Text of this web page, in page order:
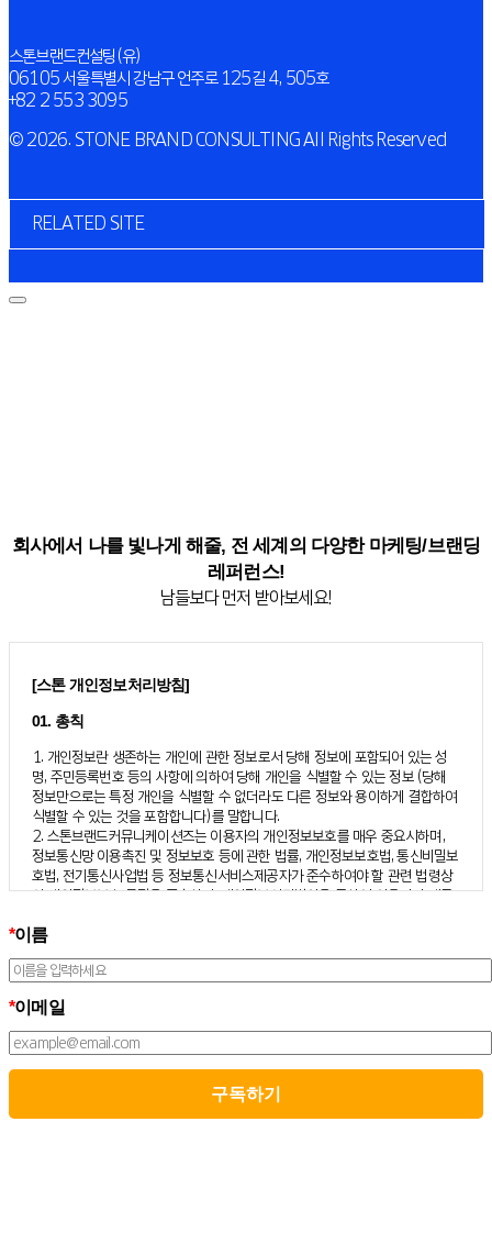
스톤브랜드컨설팅(유)
06105 서울특별시 강남구 언주로 125길 4, 505호
+82 2 553 3095
© 2026. STONE BRAND CONSULTING All Rights Reserved
RELATED SITE
회사에서 나를 빛나게 해줄, 전 세계의 다양한 마케팅/브랜딩
레퍼런스!
남들보다 먼저 받아보세요!
[스톤 개인정보처리방침]
01. 총칙
1. 개인정보란 생존하는 개인에 관한 정보로서 당해 정보에 포함되어 있는 성
명, 주민등록번호 등의 사항에 의하여 당해 개인을 식별할 수 있는 정보 (당해
정보만으로는 특정 개인을 식별할 수 없더라도 다른 정보와 용이하게 결합하여
식별할 수 있는 것을 포함합니다)를 말합니다.
2. 스톤브랜드커뮤니케이션즈는 이용자의 개인정보보호를 매우 중요시하며,
정보통신망 이용촉진 및 정보보호 등에 관한 법률, 개인정보보호법, 통신비밀보
호법, 전기통신사업법 등 정보통신서비스제공자가 준수하여야 할 관련 법령상
의 개인정보보호 규정을 준수하며, 개인정보처리방침을 통하여 이용자가 제공
해 어떠한 조치가 취해지고 있는지 알려드립니다.
3. 스톤브랜드커뮤니케이션즈는 개인정보처리방침의 지속적인 개선을 위하여
개정하는데 필요한 절차를 정하고 있으며, 개인정보처리방침을 회사의 필요와
경우 버전번호 등을 부여하여 개정된 사항을 이용자께서 쉽게 알아볼 수 있도
록 하고 있습니다.
02. 수집하는 개인정보의 항목 및 수집방법
모든 이용자는 스톤브랜드커뮤니케이션즈가 제공하는 서비스를 이용할 수 있
고, 구독 신청을 통해 스톤브랜드커뮤니케이션즈의 다양한 서비스를 제공받을
*이름
*이메일